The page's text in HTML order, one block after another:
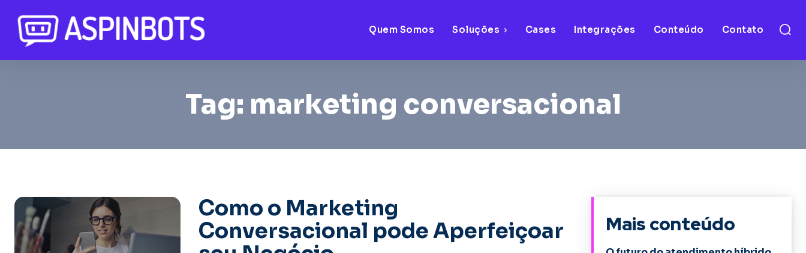
Quem Somos Soluções Cases Integrações Conteúdo Contato
Tag: marketing conversacional
Como o Marketing
Conversacional pode Aperfeiçoar
Mais conteúdo